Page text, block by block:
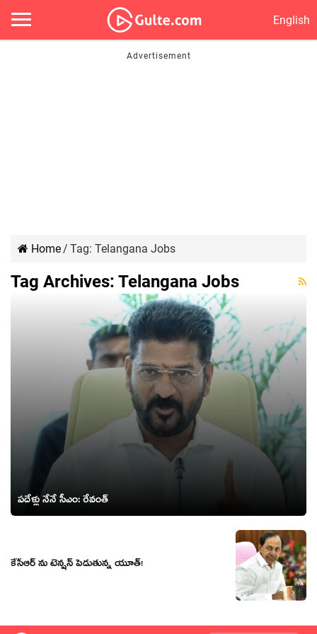
English
Home/ Tag: Telangana Jobs
Tag Archives: Telangana Jobs
ప‌దేళ్లు నేనే సీఎం: రేవంత్‌
కేసీఆర్ ను టెన్షన్ పెడుతున్న యూత్!